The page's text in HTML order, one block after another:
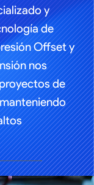
y
de
Offset y
nos
de